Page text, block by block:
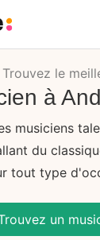
Trouvez le
à
musiciens
du
tout type
un